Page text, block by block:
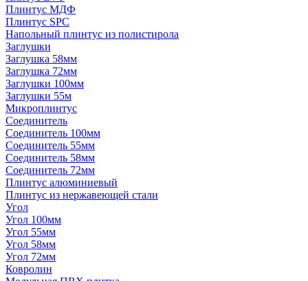
Плинтус МДФ
Плинтус SPC
Напольный плинтус из полистирола
Заглушки
Заглушка 58мм
Заглушка 72мм
Заглушки 100мм
Заглушки 55м
Микроплинтус
Соединитель
Соединитель 100мм
Соединитель 55мм
Соединитель 58мм
Соединитель 72мм
Плинтус алюминиевый
Плинтус из нержавеющей стали
Угол
Угол 100мм
Угол 55мм
Угол 58мм
Угол 72мм
Ковролин